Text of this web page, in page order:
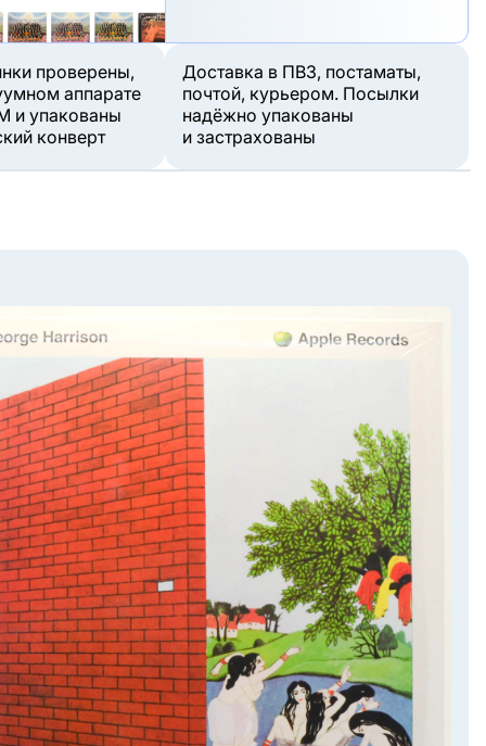
проверены,
аппарате
и упакованы
конверт
Доставка в ПВЗ, постаматы,
почтой, курьером. Посылки
надёжно упакованы
и застрахованы